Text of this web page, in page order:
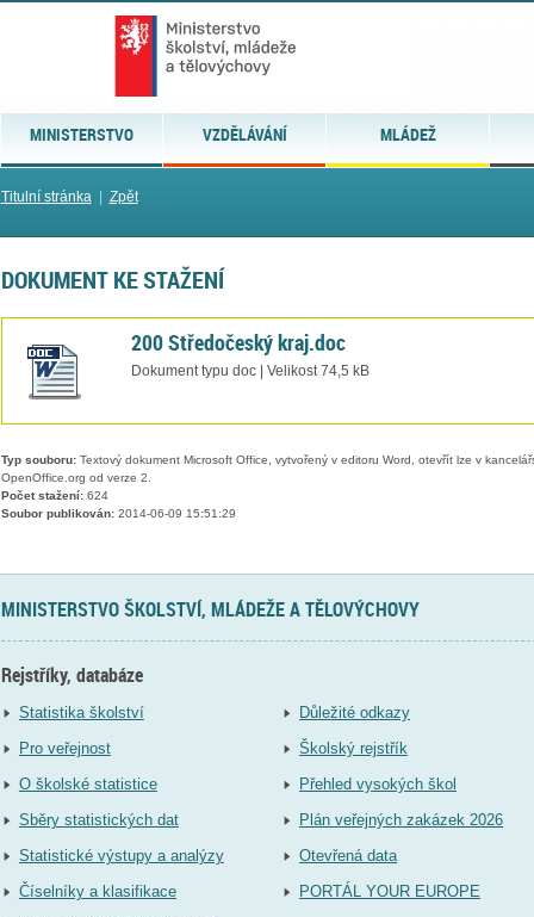
MINISTERSTVO VZDĚLÁVÁNÍ MLÁDEŽ
Titulní stránka| Zpět
DOKUMENT KE STAŽENÍ
200 Středočeský kraj.doc
Dokument typu doc | Velikost 74,5 kB
Typ souboru:Textový dokument Microsoft Office, vytvořený v editoru Word, otevřít lze v
OpenOffice.org od verze 2.
Počet stažení:624
Soubor publikován:2014-06-09 15:51:29
MINISTERSTVO ŠKOLSTVÍ, MLÁDEŽE A TĚLOVÝCHOVY
Rejstříky, databáze
Statistika školství
Pro veřejnost
O školské statistice
Sběry statistických dat
Statistické výstupy a analýzy
Číselníky a klasifikace
Důležité odkazy
Školský rejstřík
Přehled vysokých škol
Plán veřejných zakázek 2026
Otevřená data
PORTÁL YOUR EUROPE